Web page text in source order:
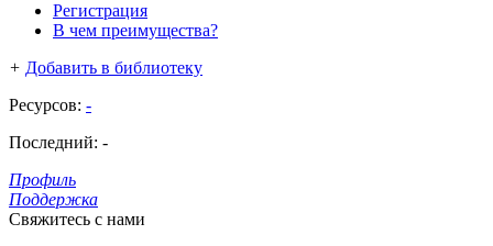
Регистрация
В чем преимущества?
+ Добавить в библиотеку
Ресурсов: -
Последний: -
Профиль
Поддержка
Свяжитесь с нами